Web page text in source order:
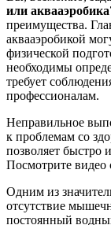
или
преимущества.
аквааэробикой
физической
необходимы
требует
профессионалам.
Неправильное
к проблемам со
позволяет быстро
Посмотрите видео
Одним из
отсутствие
постоянный